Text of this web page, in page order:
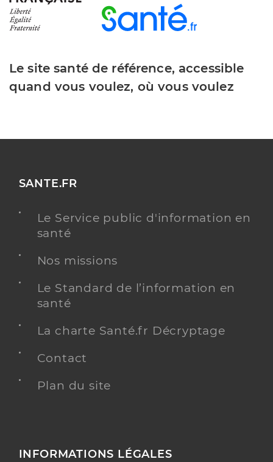
Le site santé de référence, accessible
quand vous voulez, où vous voulez
SANTE.FR
Le Service public d'information en
santé
Nos missions
Le Standard de l’information en
santé
La charte Santé.fr Décryptage
Contact
Plan du site
INFORMATIONS LÉGALES